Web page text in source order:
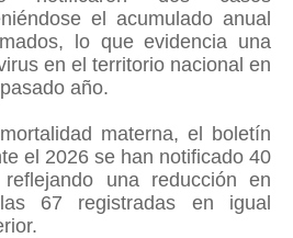
el acumulado anual
lo que evidencia una
en el territorio nacional en
año.
materna, el boletín
el 2026 se han notificado 40
una reducción en
67 registradas en igual